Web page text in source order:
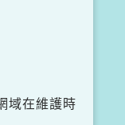
域在維護時